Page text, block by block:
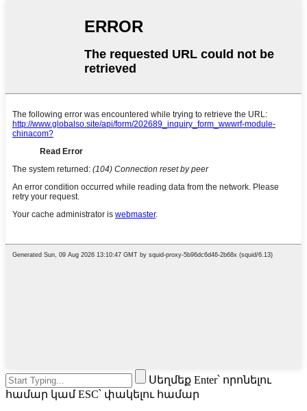
Սեղմեք Enter՝ որոնելու
համար կամ ESC՝ փակելու համար